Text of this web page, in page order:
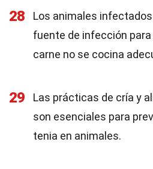
28
Los animales
fuente de infección
carne no se cocina
29
Las prácticas de cría y
son esenciales para
tenia en animales.